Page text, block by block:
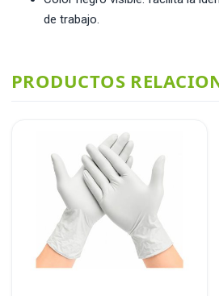
de trabajo.
PRODUCTOS